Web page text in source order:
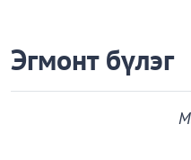
Эгмонт бүлэг